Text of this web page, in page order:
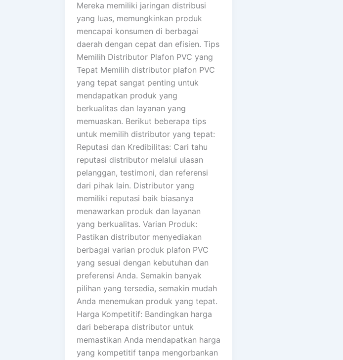
Mereka memiliki jaringan distribusi
yang luas, memungkinkan produk
mencapai konsumen di berbagai
daerah dengan cepat dan efisien. Tips
Memilih Distributor Plafon PVC yang
Tepat Memilih distributor plafon PVC
yang tepat sangat penting untuk
mendapatkan produk yang
berkualitas dan layanan yang
memuaskan. Berikut beberapa tips
untuk memilih distributor yang tepat:
Reputasi dan Kredibilitas: Cari tahu
reputasi distributor melalui ulasan
pelanggan, testimoni, dan referensi
dari pihak lain. Distributor yang
memiliki reputasi baik biasanya
menawarkan produk dan layanan
yang berkualitas. Varian Produk:
Pastikan distributor menyediakan
berbagai varian produk plafon PVC
yang sesuai dengan kebutuhan dan
preferensi Anda. Semakin banyak
pilihan yang tersedia, semakin mudah
Anda menemukan produk yang tepat.
Harga Kompetitif: Bandingkan harga
dari beberapa distributor untuk
memastikan Anda mendapatkan harga
yang kompetitif tanpa mengorbankan